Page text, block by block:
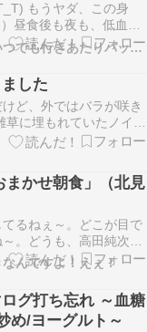
もうヤダ、この身
昼食後も夜も、低血糖
前に低血糖なら、解
血糖ってのは、解ら
かも、なんで、16:00
同…
大真面目だがいつでも行きあたりバッタリ
した
ど、外ではバラが咲き
草に埋もれていたノイバ
ンズによると「ガート
良い香りです。 このバ
い香りです。 石原さと
るCMに惹かれて、
まかせ朝食」（北見
るねぇ～。どこが目で
。どうも、高田純次で
じの食生活が乱れている
とか。だってご飯支度
の。でもこれじゃぁアカ
別邸 たちばなに栄養満
んですよ！えぇ！
グ打ち忘れ ～血糖
め/ヨーグルト～